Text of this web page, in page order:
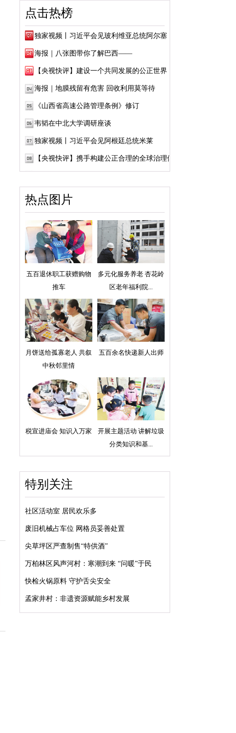
点击热榜
独家视频丨习近平会见玻利维亚总统阿尔塞
海报｜八张图带你了解巴西——
【央视快评】建设一个共同发展的公正世界
海报｜地膜残留有危害 回收利用莫等待
《山西省高速公路管理条例》修订
韦韬在中北大学调研座谈
独家视频丨习近平会见阿根廷总统米莱
【央视快评】携手构建公正合理的全球治理体系
热点图片
五百退休职工获赠购物
推车
多元化服务养老 杏花岭
区老年福利院...
月饼送给孤寡老人 共叙
中秋邻里情
五百余名快递新人出师
税宣进庙会 知识入万家
开展主题活动 讲解垃圾
分类知识和基...
特别关注
社区活动室 居民欢乐多
废旧机械占车位 网格员妥善处置
尖草坪区严查制售“特供酒”
万柏林区风声河村：寒潮到来 “问暖”于民
快检火锅原料 守护舌尖安全
孟家井村：非遗资源赋能乡村发展